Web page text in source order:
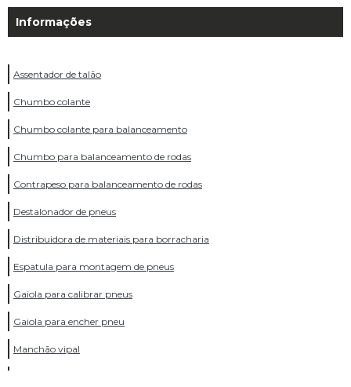
Informações
Assentador de talão
Chumbo colante
Chumbo colante para balanceamento
Chumbo para balanceamento de rodas
Contrapeso para balanceamento de rodas
Destalonador de pneus
Distribuidora de materiais para borracharia
Espatula para montagem de pneus
Gaiola para calibrar pneus
Gaiola para encher pneu
Manchão vipal